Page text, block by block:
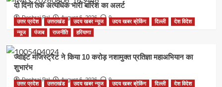
दो दिनों तक अत्यधिक भारी बारिश का अलर्ट
Deshraj Pal August 6, 2026 0
उत्तर प्रदेश उत्तराखंड उदय खबर न्यूज उदय खबर ब्रेकिंग दिल्ली
देश विदेश
न्यूज
पंजाब राजनीति हरियाणा
ज्वाइंट मजिस्ट्रेट ने किया 10 करोड़ नशामुक्त प्रतिज्ञा महाअभियान का
शुभारंभ
Deshraj Pal August 6, 2026 0
उत्तर प्रदेश उत्तराखंड उदय खबर न्यूज उदय खबर ब्रेकिंग दिल्ली
देश विदेश